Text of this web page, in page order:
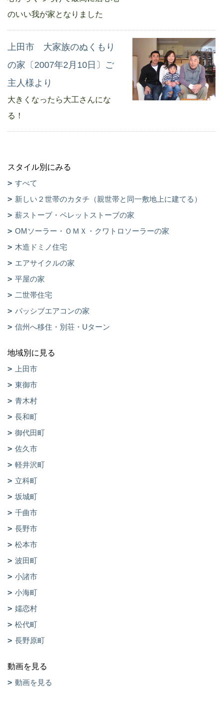
のいい我が家となりました
上田市 大家族のぬくもり
の家〔2007年2月10日〕ご
主人様より
大きくなったら大工さんにな
る！
スタイル別にみる
すべて
新しい２世帯のカタチ（親世帯と同一敷地上に建てる）
薪ストーブ・ペレットストーブの家
OMソーラー・ＯＭＸ・クワトロソーラーの家
木造ドミノ住宅
エアサイクルの家
平屋の家
二世帯住宅
パッシブエアコンの家
信州へ移住・別荘・Uターン
地域別に見る
上田市
東御市
青木村
長和町
御代田町
佐久市
軽井沢町
立科町
坂城町
千曲市
長野市
松本市
波田町
小諸市
小海町
嬬恋村
松代町
長野原町
動画を見る
動画を見る